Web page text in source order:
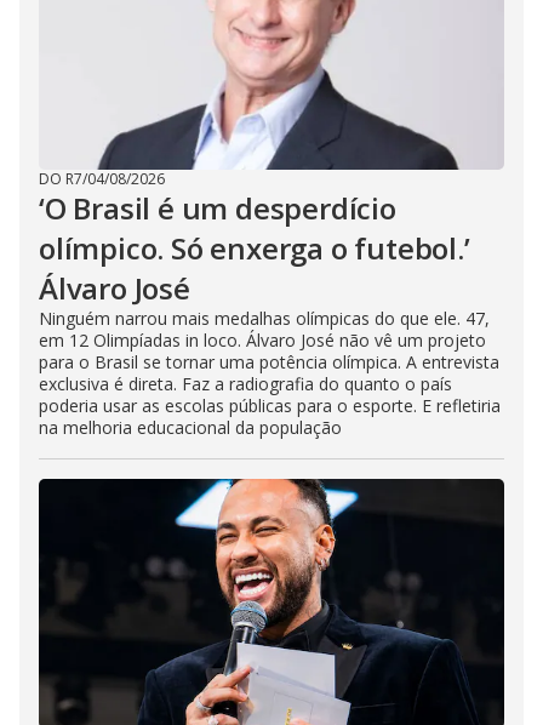
DO R7/04/08/2026
‘O Brasil é um desperdício
olímpico. Só enxerga o futebol.’
Álvaro José
Ninguém narrou mais medalhas olímpicas do que ele. 47,
em 12 Olimpíadas in loco. Álvaro José não vê um projeto
para o Brasil se tornar uma potência olímpica. A entrevista
exclusiva é direta. Faz a radiografia do quanto o país
poderia usar as escolas públicas para o esporte. E refletiria
na melhoria educacional da população